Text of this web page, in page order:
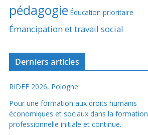
pédagogie Éducation prioritaire
Émancipation et travail social
Derniers articles
RIDEF 2026, Pologne
Pour une formation aux droits humains
économiques et sociaux dans la formation
professionnelle initiale et continue.